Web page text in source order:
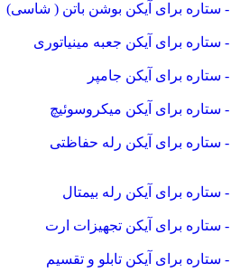
بوشن باتن ( شاسی)
جعبه مینیاتوری
جامپر
میکروسوئیچ
رله حفاظتی
رله بیمتال
تجهیزات ارت
تابلو و تقسیم